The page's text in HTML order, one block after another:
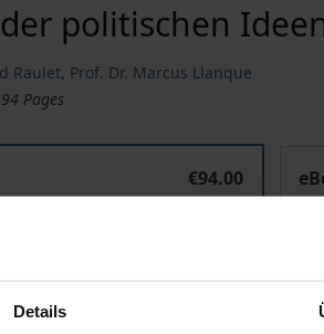
Details
politischen
Raulet, Prof. Dr. Marcus Llanque
Pages
€94.00
on the delivery address, VAT may